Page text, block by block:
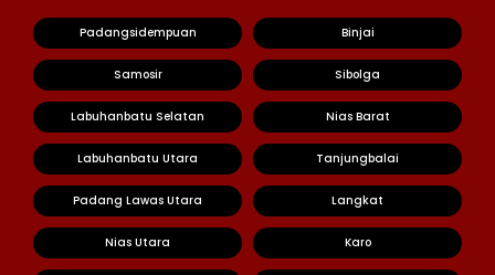
Padangsidempuan Binjai
Samosir Sibolga
Labuhanbatu Selatan Nias Barat
Labuhanbatu Utara Tanjungbalai
Padang Lawas Utara Langkat
Nias Utara Karo